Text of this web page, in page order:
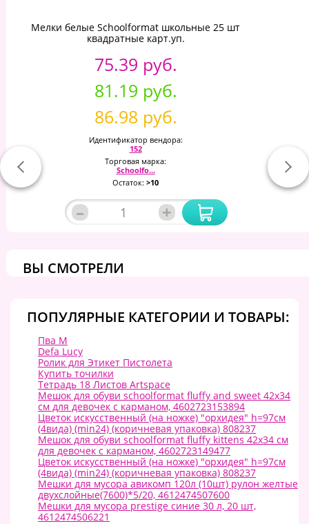
Мелки белые Schoolformat школьные 25 шт
квадратные карт.уп.
75.39 руб.
81.19 руб.
86.98 руб.
Идентификатор вендора:
152
Торговая марка:
Schoolfo...
Остаток: >10
– +
ВЫ СМОТРЕЛИ
ПОПУЛЯРНЫЕ КАТЕГОРИИ И ТОВАРЫ:
Пва М
Defa Lucy
Ролик для Этикет Пистолета
Купить точилки
Тетрадь 18 Листов Artspace
Мешок для обуви schoolformat fluffy and sweet 42х34
см для девочек с карманом, 4602723153894
Цветок искусственный (на ножке) "орхидея" h=97см
(4вида) (min24) (коричневая упаковка) 808237
Мешок для обуви schoolformat fluffy kittens 42х34 см
для девочек с карманом, 4602723149477
Цветок искусственный (на ножке) "орхидея" h=97см
(4вида) (min24) (коричневая упаковка) 808237
Мешки для мусора авикомп 120л (10шт) рулон желтые
двухслойные(7600)*5/20, 4612474507600
Мешки для мусора prestige синие 30 л, 20 шт,
4612474506221